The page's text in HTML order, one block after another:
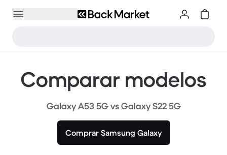
Comparar modelos
Galaxy A53 5G vs Galaxy S22 5G
Comprar Samsung Galaxy